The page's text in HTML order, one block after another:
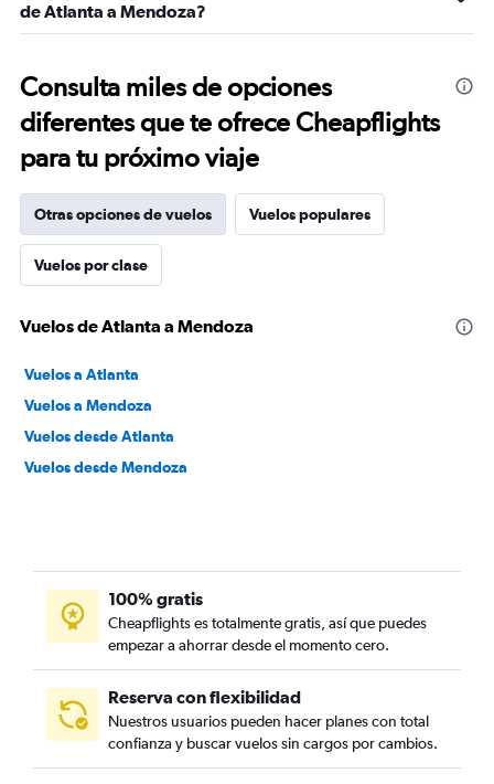
de Atlanta a Mendoza?
Consulta miles de opciones
diferentes que te ofrece Cheapflights
para tu próximo viaje
Otras opciones de vuelos Vuelos populares
Vuelos por clase
Vuelos de Atlanta a Mendoza
Vuelos a Atlanta
Vuelos a Mendoza
Vuelos desde Atlanta
Vuelos desde Mendoza
100% gratis
Cheapflights es totalmente gratis, así que puedes
empezar a ahorrar desde el momento cero.
Reserva con flexibilidad
Nuestros usuarios pueden hacer planes con total
confianza y buscar vuelos sin cargos por cambios.